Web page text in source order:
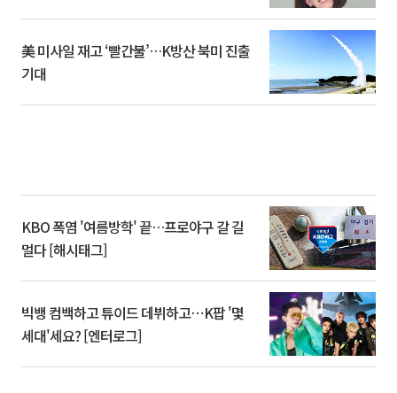
美 미사일 재고 ‘빨간불’…K방산 북미 진출
기대
KBO 폭염 '여름방학' 끝…프로야구 갈 길
멀다 [해시태그]
빅뱅 컴백하고 튜이드 데뷔하고⋯K팝 '몇
세대'세요? [엔터로그]